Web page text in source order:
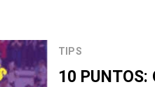
TIPS
10 PUNTOS: